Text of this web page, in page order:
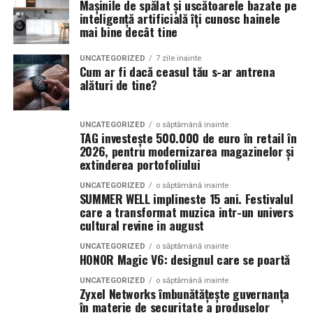
care solicită fațete dentare, unimplant dentarrapid
sau reabilitări complete vin aici cu o așteptare clară:
servicii premium, predictibilitate și zero erori.
Buzoienii care pun preț pe detaliile fine ale imaginii lor
știu că un tratament estetic nu înseamnă doar aplicarea
unor materiale pe dinți, ci o analiză arhitecturală a feței,
o integrare armonioasă și o funcționalitate perfectă.
Aceste deziderate pot fi atinse doar în clinici care
investesc masiv în inovație și într-o echipă
hiperspecializată, lucruri care diferențiază Dentastic de
opțiunile stomatologice convenționale.
Tehnologie de ultimă generație
și rapiditate de execuție la
superlativ
Mașinile de spălat și uscătoarele bazate pe
inteligență artificială îți cunosc hainele
mai bine decât tine
UNCATEGORIZED 7 zile inainte
Cum ar fi dacă ceasul tău s-ar antrena
alături de tine?
UNCATEGORIZED o săptămână inainte
TAG investește 500.000 de euro în retail în
2026, pentru modernizarea magazinelor și
extinderea portofoliului
UNCATEGORIZED o săptămână inainte
SUMMER WELL implineste 15 ani. Festivalul
care a transformat muzica intr-un univers
cultural revine in august
UNCATEGORIZED o săptămână inainte
HONOR Magic V6: designul care se poartă
UNCATEGORIZED o săptămână inainte
Zyxel Networks îmbunătățește guvernanța
în materie de securitate a produselor